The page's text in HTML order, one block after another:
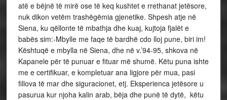
atë e bëjnë të mirë ose të keq kushtet e rrethanat jetësore,
nuk dikon vetëm trashëgëmia gjenetike. Shpesh atje në
Siena, ku qëllonte të mbathja dhe kuaj, kujtoja fjalët e
babës sim:-Mbylle me faqe të bardhë cdo lloj pune, biri im!
Kështuqë e mbylla në Siena, dhe në v.’94-95, shkova në
Kapanele për të punuar e fituar më shumë. Këtu puna ishte
me e certifikuar, e kompletuar ana ligjore për mua, pasi
fillova të mar dhe siguracionet, etj. Eksperienca jetësore u
pasurua kur njoha kalin arab, bëja dhe punë të dytë, këtu